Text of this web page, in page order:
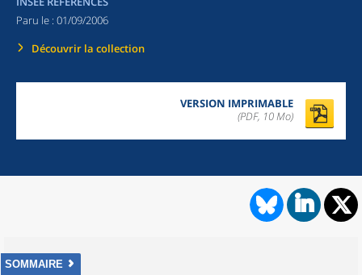
Paru le : 01/09/2006
Découvrir la collection
VERSION IMPRIMABLE
(PDF, 10 Mo)
SOMMAIRE